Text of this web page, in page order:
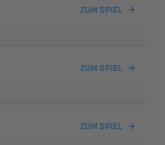
ZUM SPIEL
ZUM SPIEL
ZUM SPIEL